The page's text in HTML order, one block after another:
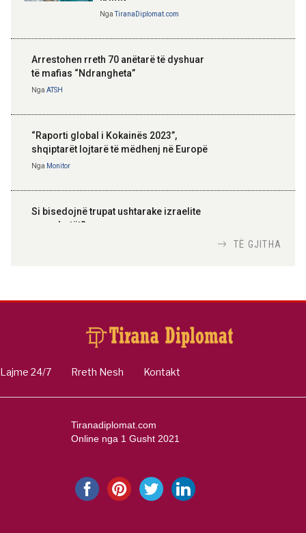
NgaTiranaDiplomat.com
Arrestohen rreth 70 anëtarë të dyshuar
të mafias “Ndrangheta”
Nga ATSH
“Raporti global i Kokainës 2023”,
shqiptarët lojtarë të mëdhenj në Europë
Nga Monitor
Si bisedojnë trupat ushtarake izraelite
me robotët?
inteligjente izraelite
TË GJITHA
Lajme 24/7 Rreth Nesh Kontakt
Tiranadiplomat.com
Online nga 1 Gusht 2021